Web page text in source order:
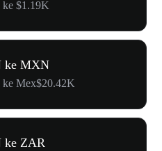
$1.19K
ke MXN
Mex$20.42K
ke ZAR